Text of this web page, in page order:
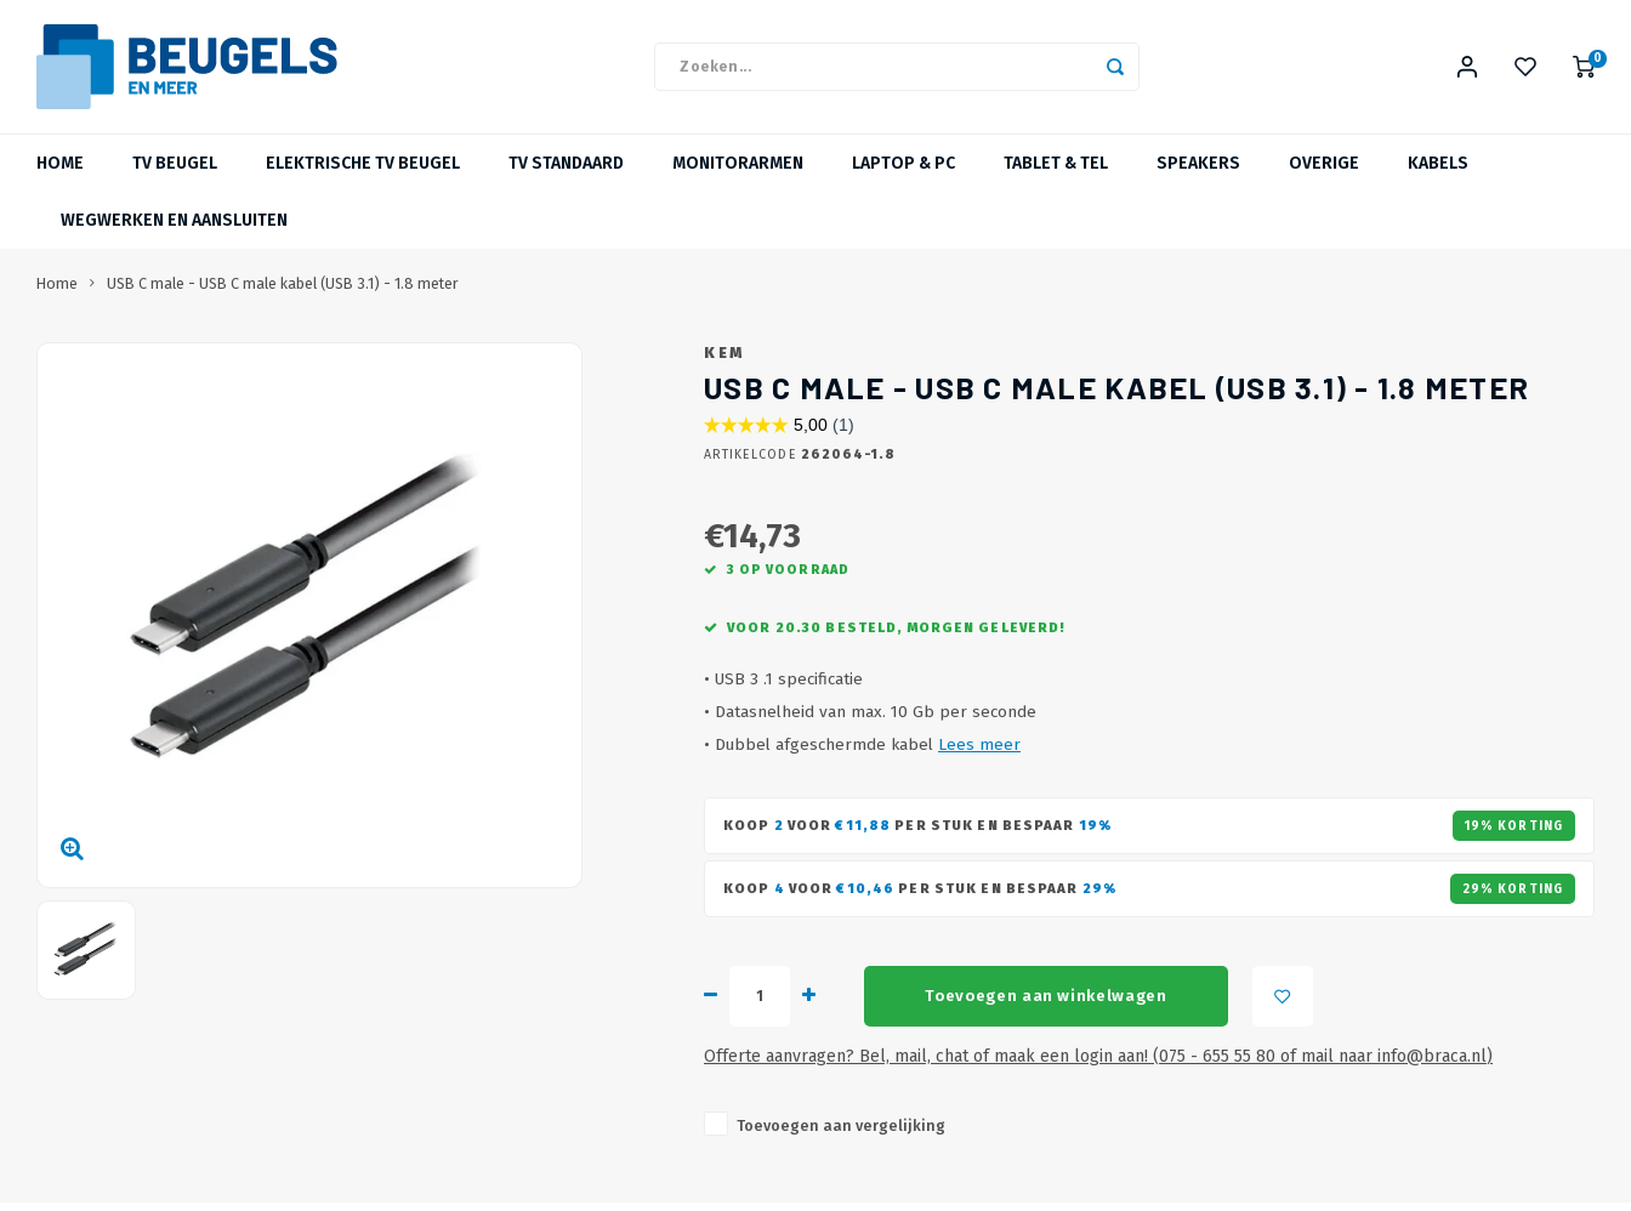
0
HOME TV BEUGEL ELEKTRISCHE TV BEUGEL TV STANDAARD MONITORARMEN LAPTOP & PC TABLET & TEL SPEAKERS OVERIGE KABELS
WEGWERKEN EN AANSLUITEN
Home USB C male - USB C male kabel (USB 3.1) - 1.8 meter
KEM
USB C MALE - USB C MALE KABEL (USB 3.1) - 1.8 METER
ARTIKELCODE 262064-1.8
€14,73
3 OP VOORRAAD
VOOR 20.30 BESTELD, MORGEN GELEVERD!
• USB 3 .1 specificatie
• Datasnelheid van max. 10 Gb per seconde
• Dubbel afgeschermde kabel Lees meer
KOOP 2 VOOR€11,88 PER STUK EN BESPAAR 19% 19% KORTING
KOOP 4 VOOR€10,46 PER STUK EN BESPAAR 29% 29% KORTING
Toevoegen aan winkelwagen
Offerte aanvragen? Bel, mail, chat of maak een login aan! (075 - 655 55 80 of mail naar info@braca.nl)
Toevoegen aan vergelijking